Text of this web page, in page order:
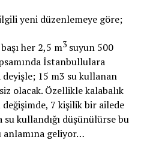
yeni düzenlemeye göre;
her 2,5 m3suyun 500
İstanbullulara
15 m3 su kullanan
olacak. Özellikle kalabalık
7 kişilik bir ailede
kullandığı düşünülürse bu
geliyor…